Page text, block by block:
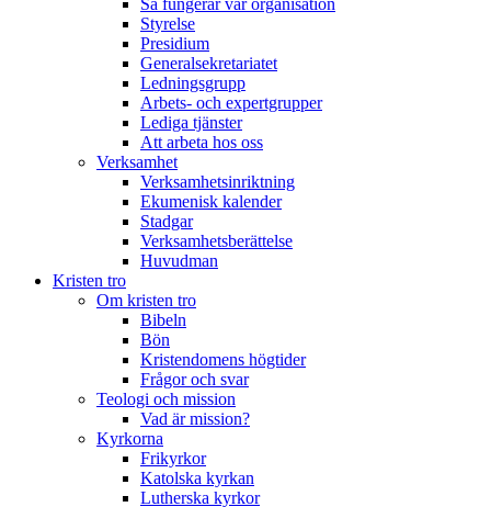
Styrelse
Presidium
Generalsekretariatet
Ledningsgrupp
Arbets- och expertgrupper
Lediga tjänster
Att arbeta hos oss
Verksamhet
Verksamhetsinriktning
Ekumenisk kalender
Stadgar
Verksamhetsberättelse
Huvudman
Kristen tro
Om kristen tro
Bibeln
Bön
Kristendomens högtider
Frågor och svar
Teologi och mission
Vad är mission?
Kyrkorna
Frikyrkor
Katolska kyrkan
Lutherska kyrkor